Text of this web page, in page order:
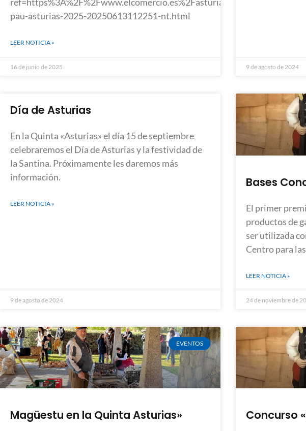
pau-asturias-2025-20250613112251-nt.html
LEER NOTICIA »
16 de junio de 2025 9 de agosto de 2024
Día de Asturias
En la Quinta «Asturias» el día 15 de septiembre
celebraremos el Día de Asturias y la festividad de
la Santina. Próximamente les daremos más
información.
LEER NOTICIA »
9 de agosto de 2024
Bases
El primer
productos de
ser utilizada
Centro para las
LEER NOTICIA »
24 de noviembre de
EVENTOS
Magüestu en la Quinta Asturias» Concurso